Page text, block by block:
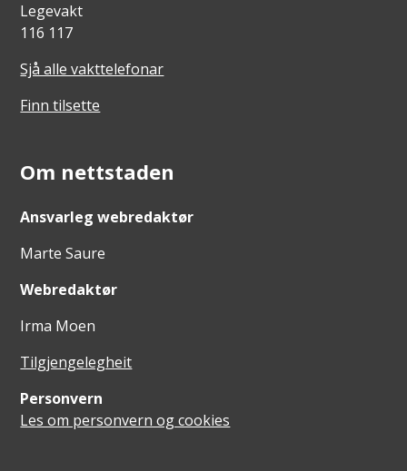
Legevakt
116 117
Sjå alle vakttelefonar
Finn tilsette
Om nettstaden
Ansvarleg webredaktør
Marte Saure
Webredaktør
Irma Moen
Tilgjengelegheit
Personvern
Les om personvern og cookies